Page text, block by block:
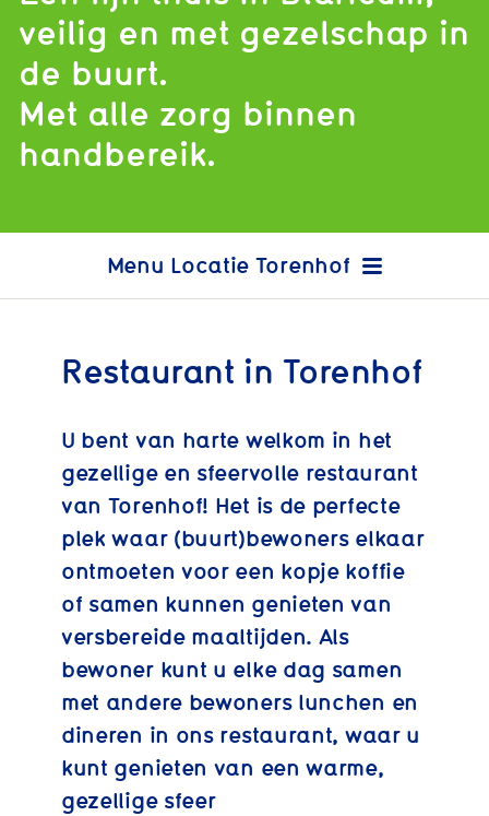
veilig en met gezelschap in
de buurt.
Met alle zorg binnen
handbereik.
Locatie Torenhof
Restaurant in Torenhof
U bent van harte welkom in het
gezellige en sfeervolle restaurant
van Torenhof! Het is de perfecte
plek waar (buurt)bewoners elkaar
ontmoeten voor een kopje koffie
of samen kunnen genieten van
versbereide maaltijden. Als
bewoner kunt u elke dag samen
met andere bewoners lunchen en
dineren in ons restaurant, waar u
kunt genieten van een warme,
gezellige sfeer